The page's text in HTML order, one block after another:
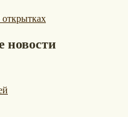
новости